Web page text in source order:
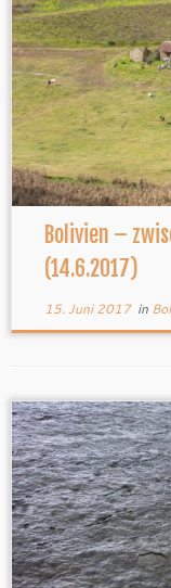
Bolivien –
(14.6.2017)
15. Juni 2017in